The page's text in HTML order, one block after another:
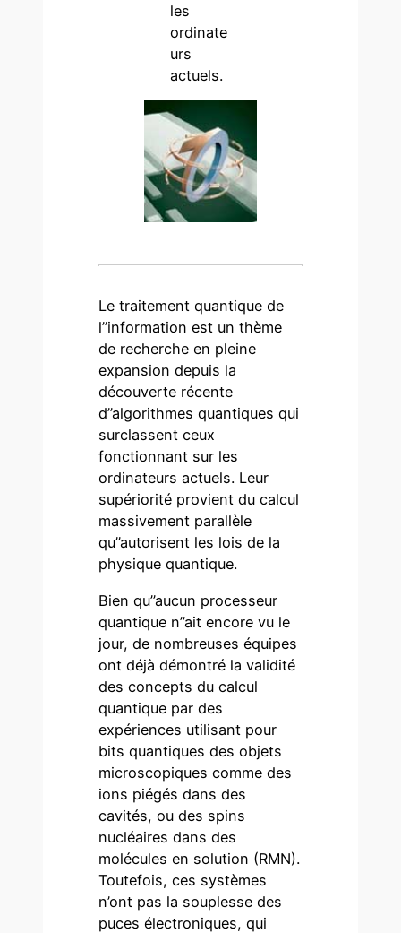
les
ordinate
urs
actuels.
Le traitement quantique de
l’’information est un thème
de recherche en pleine
expansion depuis la
découverte récente
d’’algorithmes quantiques qui
surclassent ceux
fonctionnant sur les
ordinateurs actuels. Leur
supériorité provient du calcul
massivement parallèle
qu’’autorisent les lois de la
physique quantique.
Bien qu’’aucun processeur
quantique n’’ait encore vu le
jour, de nombreuses équipes
ont déjà démontré la validité
des concepts du calcul
quantique par des
expériences utilisant pour
bits quantiques des objets
microscopiques comme des
ions piégés dans des
cavités, ou des spins
nucléaires dans des
molécules en solution (RMN).
Toutefois, ces systèmes
n’ont pas la souplesse des
puces électroniques, qui